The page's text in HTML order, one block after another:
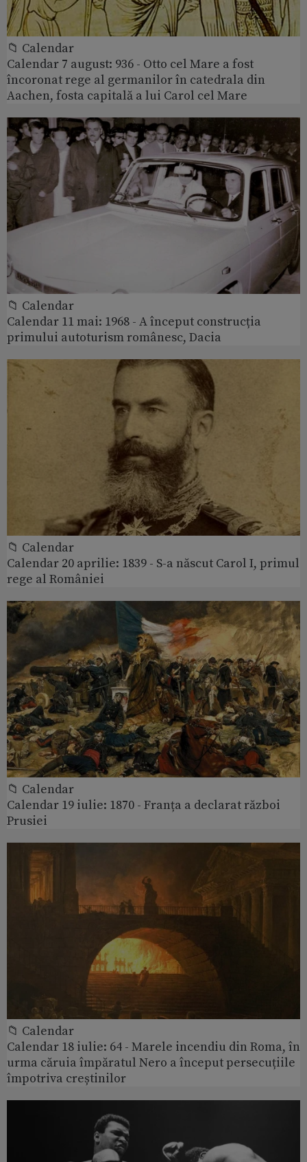
📁 Calendar
Calendar 7 august: 936 - Otto cel Mare a fost
încoronat rege al germanilor în catedrala din
Aachen, fosta capitală a lui Carol cel Mare
📁 Calendar
Calendar 11 mai: 1968 - A început construcția
primului autoturism românesc, Dacia
📁 Calendar
Calendar 20 aprilie: 1839 - S-a născut Carol I, primul
rege al României
📁 Calendar
Calendar 19 iulie: 1870 - Franța a declarat război
Prusiei
📁 Calendar
Calendar 18 iulie: 64 - Marele incendiu din Roma, în
urma căruia împăratul Nero a început persecuțiile
împotriva creștinilor